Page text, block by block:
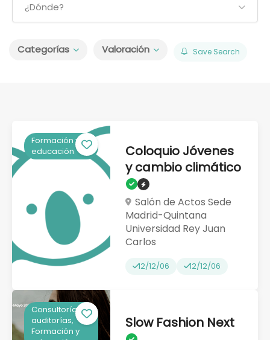
¿Dónde?
Categorías Valoración Save Search
Formación y
educación
Coloquio Jóvenes
y cambio climático
Salón de Actos Sede
Madrid-Quintana
Universidad Rey Juan
Carlos
12/12/06 12/12/06
Consultorías y
auditorías,
Formación y
Slow Fashion Next